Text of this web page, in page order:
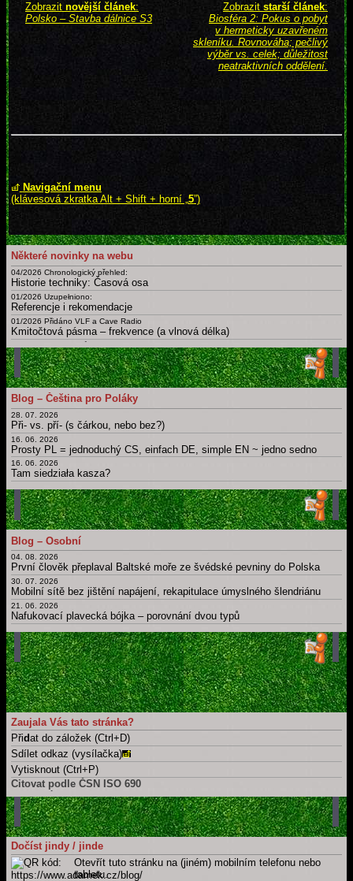
Zobrazit novější článek:
Polsko – Stavba dálnice S3
Zobrazit starší článek:
Biosféra 2: Pokus o pobyt
v hermeticky uzavřeném
skleníku. Rovnováha; pečlivý
výběr vs. celek; důležitost
neatraktivních oddělení.
Navigační menu
(klávesová zkratka Alt + Shift + horní „ 5”)
Některé novinky na webu
04/2026 Chronologický přehled:
Historie techniky: Časová osa
01/2026 Uzupełniono:
Referencje i rekomendacje
01/2026 Přidáno VLF a Cave Radio
Kmitočtová pásma – frekvence (a vlnová délka)
Certifikáty a osvědčení
02/2025
Slovník: zájmena, příslovce, spojky, ... Krátká, drobná, základní slova česky, polsky a v dalších jazycích
01/2025 Uzupełnieno: Ostatnia Wieczerza
Dny, měsíce, roční období, části dne a další časové slovníky
Archiv novinek
Starší novinky
Blog – Čeština pro Poláky
28. 07. 2026
Při- vs. pří- (s čárkou, nebo bez?)
16. 06. 2026
Prosty PL = jednoduchý CS, einfach DE, simple EN ~ jedno sedno
16. 06. 2026
Tam siedziała kasza?
Obchod
12. 05. 2026
Bit, byt, bít, být, byť; nabít, dobít, nabýt, dobýt; nebýt
11. 05. 2026
Psát × píšu; číst × čtu: Migrujące "í".
Hlavní strana blogu
Všechny články
Blog – Osobní
04. 08. 2026
První člověk přeplaval Baltské moře ze švédské pevniny do Polska
30. 07. 2026
Mobilní sítě bez jištění napájení, rekapitulace úmyslného šlendriánu
21. 06. 2026
Nafukovací plavecká bójka – porovnání dvou typů
Berlínská zeď coby kruhová inverze
21. 05. 2026
Časová osa: Historie techniky v kontextu dalších dějin
11. 05. 2026
Take a part, zúčastnit se, wziąć udział, účast, ...
Hlavní strana blogu
Všechny články
Zaujala Vás tato stránka?
Přidat do záložek (Ctrl+D)
Sdílet odkaz (vysílačka)
Vytisknout (Ctrl+P)
Citovat podle ČSN ISO 690
Tuto stránku
ADÁMEK, Martin. Osobní blog: Soukromý, neprofesní mikroblog. .
Martin Adámek[online]. Náchod / Meziměstí [cit. 2026-08-06].
Dostupné z: https://www.adamek.cz/blog
Celý web
ADÁMEK, Martin.Martin Adámek[online]. Náchod / Meziměstí [cit.
2026-08-06]. Dostupné z: https://www.adamek.cz
Dočíst jindy / jinde
Otevřít tuto stránku na (jiném) mobilním telefonu nebo
tabletu.